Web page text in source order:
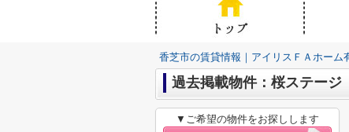
香芝市の賃貸情報｜アイリスＦＡホーム
過去掲載物件：桜ステージ
▼ご希望の物件をお探しします